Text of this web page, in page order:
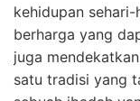
kehidupan
berharga yang
juga
satu tradisi yang